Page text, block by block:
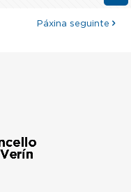
Páxina seguinte